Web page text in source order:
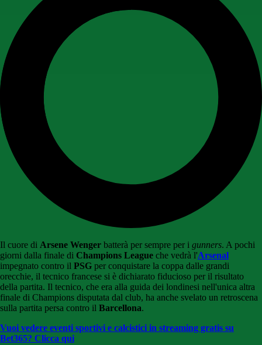
Il cuore di Arsene Wenger batterà per sempre per i gunners. A pochi
giorni dalla finale di Champions League che vedrà l'Arsenal
impegnato contro il PSG per conquistare la coppa dalle grandi
orecchie, il tecnico francese si è dichiarato fiducioso per il risultato
della partita. Il tecnico, che era alla guida dei londinesi nell'unica altra
finale di Champions disputata dal club, ha anche svelato un retroscena
sulla partita persa contro il Barcellona.
Vuoi vedere eventi sportivi e calcistici in streaming gratis su
Bet365? Clicca qui